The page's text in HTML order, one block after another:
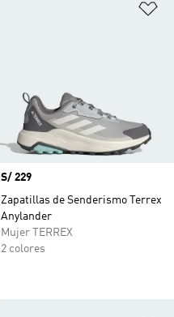
Precio
S/ 229
Zapatillas de Senderismo Terrex
Anylander
Mujer TERREX
2 colores